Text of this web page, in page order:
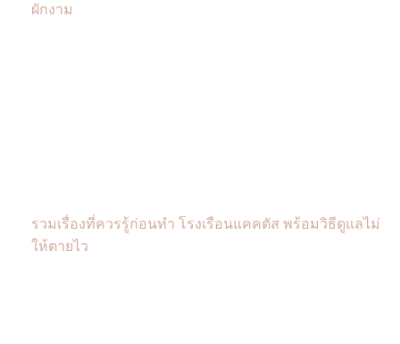
ผักงาม
รวมเรื่องที่ควรรู้ก่อนทำ โรงเรือนแคคตัส พร้อมวิธีดูแลไม่
ให้ตายไว